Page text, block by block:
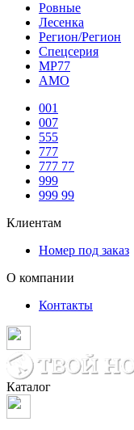
Ровные
Лесенка
Регион/Регион
Спецсерия
МР77
АМО
001
007
555
777
777 77
999
999 99
Клиентам
Номер под заказ
О компании
Контакты
Каталог